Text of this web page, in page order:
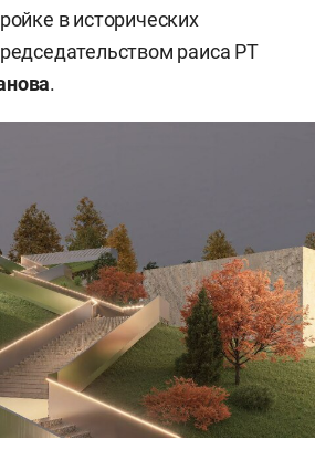
в исторических
раиса РТ
.